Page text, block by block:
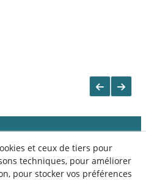
et ceux de tiers pour
techniques, pour améliorer
pour stocker vos préférences